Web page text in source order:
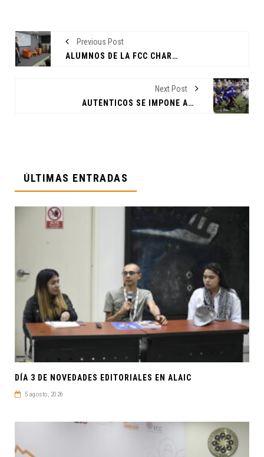
Previous Post
ALUMNOS DE LA FCC CHARLAN CON CINEASTAS
Next Post
AUTÉNTICOS SE IMPONE ANTE BURROS BLANCOS
ÚLTIMAS ENTRADAS
DÍA 3 DE NOVEDADES EDITORIALES EN ALAIC
5 agosto, 2026